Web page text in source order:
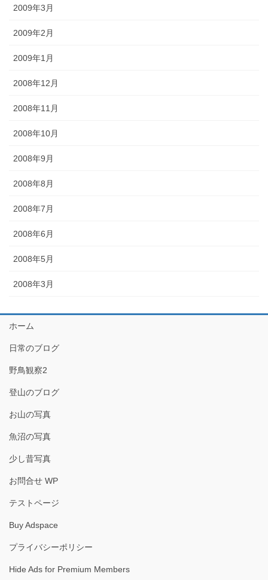
2009年3月
2009年2月
2009年1月
2008年12月
2008年11月
2008年10月
2008年9月
2008年8月
2008年7月
2008年6月
2008年5月
2008年3月
ホーム
日常のブログ
野鳥観察2
登山のブログ
お山の写真
魚沼の写真
少し昔写真
お問合せ WP
テストページ
Buy Adspace
プライバシーポリシー
Hide Ads for Premium Members